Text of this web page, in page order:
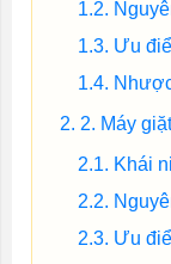
Ưu
2. Máy
Khái
Ưu